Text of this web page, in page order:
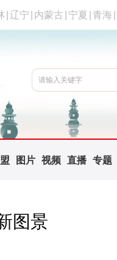
辽宁 内蒙古 宁夏 青海
图片 视频 直播 专题
图景